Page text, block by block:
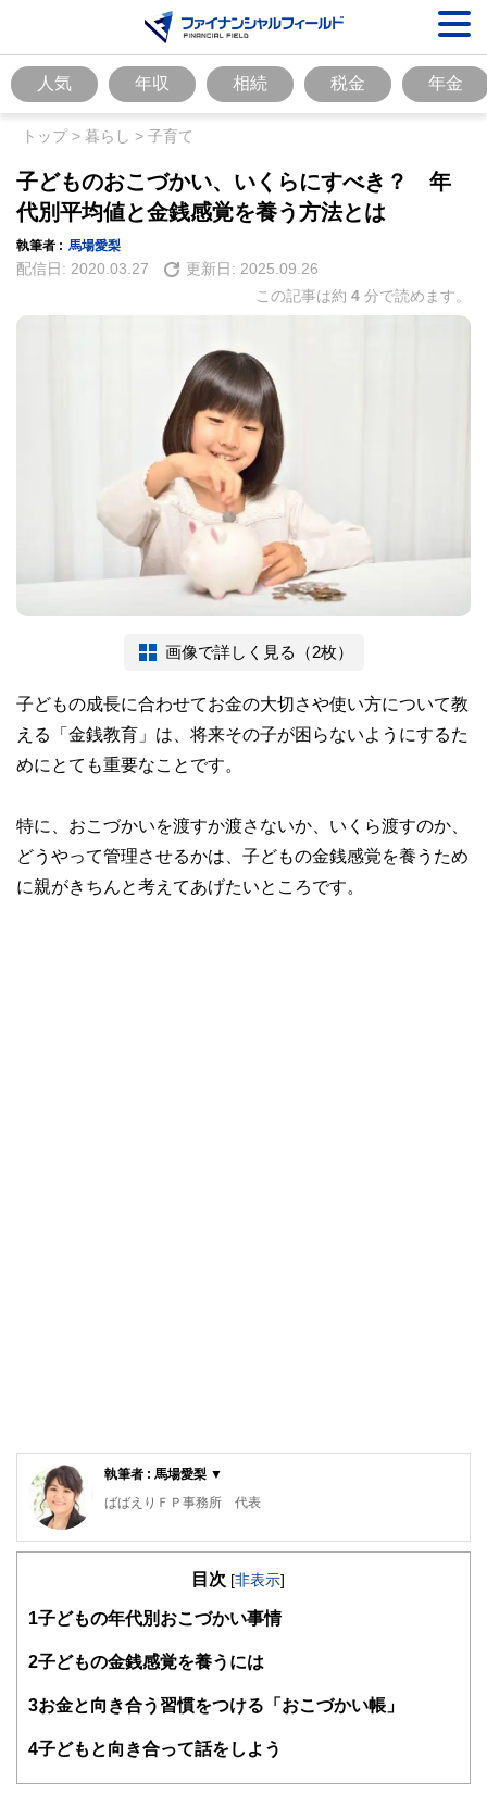
人気 年収 相続 税金 年金
トップ> 暮らし > 子育て
子どものおこづかい、いくらにすべき？ 年
代別平均値と金銭感覚を養う方法とは
執筆者 : 馬場愛梨
配信日: 2020.03.27 更新日: 2025.09.26
この記事は約 4 分で読めます。
画像で詳しく見る（2枚）
子どもの成長に合わせてお金の大切さや使い方について教
える「金銭教育」は、将来その子が困らないようにするた
めにとても重要なことです。
特に、おこづかいを渡すか渡さないか、いくら渡すのか、
どうやって管理させるかは、子どもの金銭感覚を養うため
に親がきちんと考えてあげたいところです。
執筆者 : 馬場愛梨 ▼
ばばえりＦＰ事務所 代表
自身が過去に「貧困女子」状態でつらい思いをしたことか
つわる業界での勤務を経て、独立。
過去の自分のような、お金や仕事で悩みを抱えつつ毎日がん
と思われて避けられがち、でも大切なお金の話を、ゆるくほ
ぐしてお伝えする仕事をしています。平成元年生まれの大阪
目次 [非表示]
1子どもの年代別おこづかい事情
2子どもの金銭感覚を養うには
3お金と向き合う習慣をつける「おこづかい帳」
4子どもと向き合って話をしよう